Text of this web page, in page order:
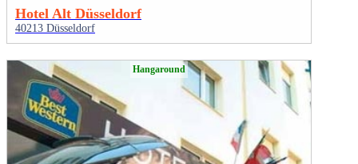
Hotel Alt Düsseldorf
40213 Düsseldorf
Hangaround